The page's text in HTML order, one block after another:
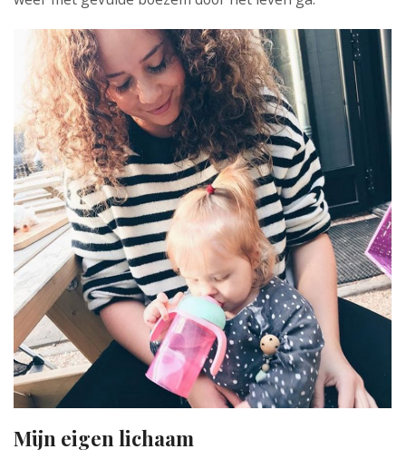
Mijn eigen lichaam